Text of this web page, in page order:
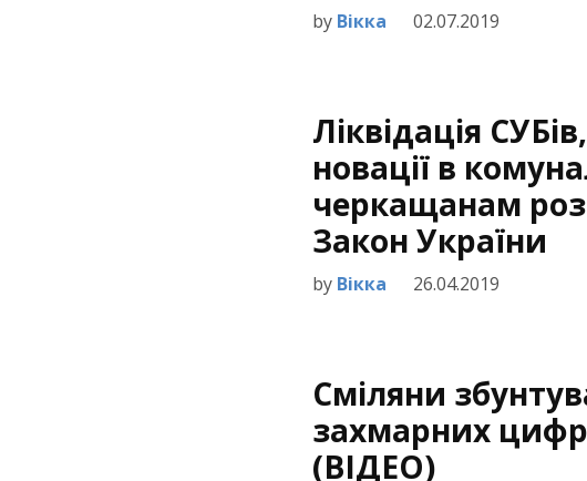
by Вікка 02.07.2019
Ліквідація
новації в
черкащанам
Закон України
by Вікка 26.04.2019
Сміляни
захмарних цифр
(ВІДЕО)